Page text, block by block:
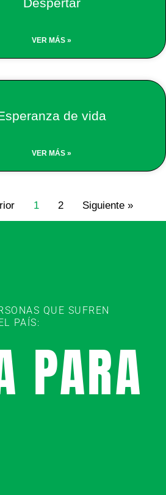
VER MÁS »
de vida
VER MÁS »
1 2 Siguiente »
QUE SUFREN
PAÍS:
PARA